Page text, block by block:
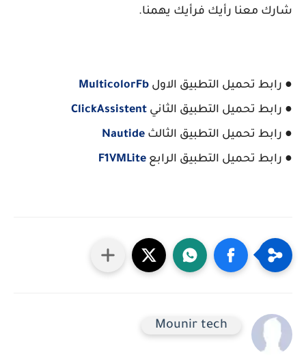
شارك معنا رأيك فرأيك يهمنا.
● رابط تحميل التطبيق الاول MulticolorFb
● رابط تحميل التطبيق الثاني ClickAssistent
● رابط تحميل التطبيق الثالث Nautide
● رابط تحميل التطبيق الرابع F1VMLite
Mounir tech